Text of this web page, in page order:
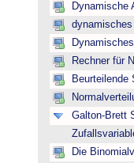
Dynamische
Rechner für
Beurteilende
Galton-Brett
Die